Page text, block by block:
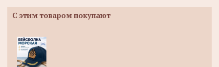
С этим товаром покупают